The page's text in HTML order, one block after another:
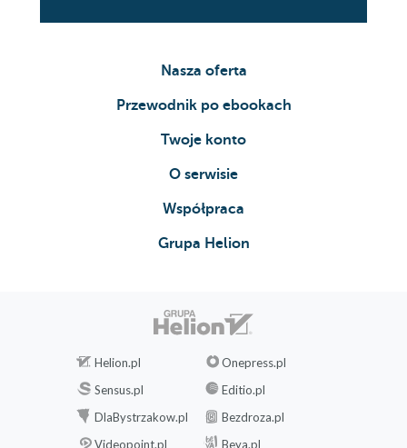
Ray Allen
Steve Nash / Chris Paul
Dwyane Wade
Kevin Durant
Nasza oferta
Przewodnik po ebookach
Twoje konto
O serwisie
Współpraca
Grupa Helion
Helion.pl
Onepress.pl
Sensus.pl
Editio.pl
DlaBystrzakow.pl
Bezdroza.pl
Videopoint.pl
Beya.pl